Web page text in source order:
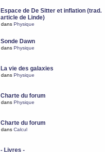
Espace de De Sitter et inflation (trad.
article de Linde)
dans Physique
Sonde Dawn
dans Physique
La vie des galaxies
dans Physique
Charte du forum
dans Physique
Charte du forum
dans Calcul
- Livres -